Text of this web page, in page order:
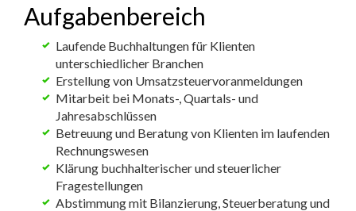
Aufgabenbereich
Laufende Buchhaltungen für Klienten
unterschiedlicher Branchen
Erstellung von Umsatzsteuervoranmeldungen
Mitarbeit bei Monats-, Quartals- und
Jahresabschlüssen
Betreuung und Beratung von Klienten im laufenden
Rechnungswesen
Klärung buchhalterischer und steuerlicher
Fragestellungen
Abstimmung mit Bilanzierung, Steuerberatung und